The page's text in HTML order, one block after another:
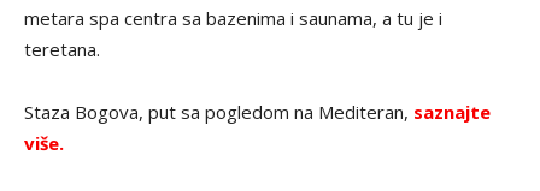
metara spa centra sa bazenima i saunama, a tu je i
teretana.
Staza Bogova, put sa pogledom na Mediteran, saznajte
više.